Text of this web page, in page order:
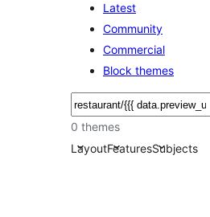
Latest
Community
Commercial
Block themes
खोजें
0 themes
LayoutFeaturesSubjects